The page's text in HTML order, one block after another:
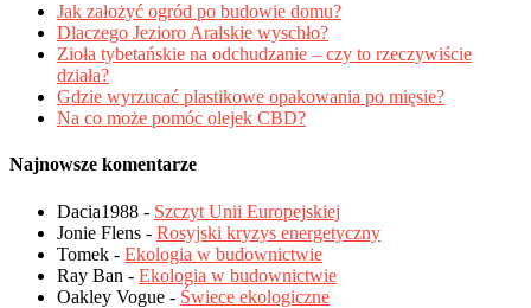
Jak założyć ogród po budowie domu?
Dlaczego Jezioro Aralskie wyschło?
Zioła tybetańskie na odchudzanie – czy to rzeczywiście
działa?
Gdzie wyrzucać plastikowe opakowania po mięsie?
Na co może pomóc olejek CBD?
Najnowsze komentarze
Dacia1988 - Szczyt Unii Europejskiej
Jonie Flens - Rosyjski kryzys energetyczny
Tomek - Ekologia w budownictwie
Ray Ban - Ekologia w budownictwie
Oakley Vogue - Świece ekologiczne